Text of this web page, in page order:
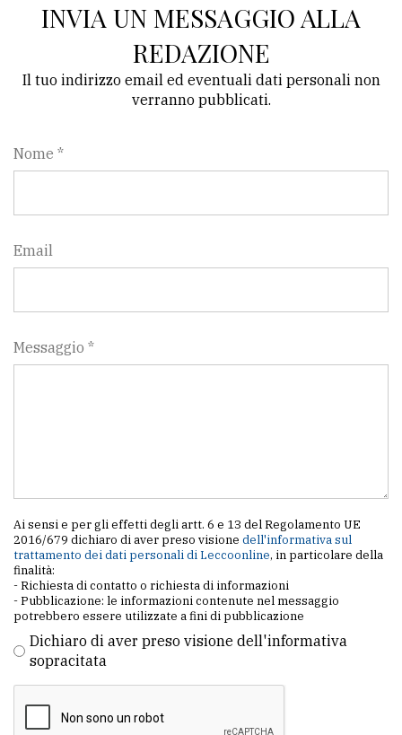
INVIA UN MESSAGGIO ALLA
REDAZIONE
Il tuo indirizzo email ed eventuali dati personali non
verranno pubblicati.
Nome *
Email
Messaggio *
Ai sensi e per gli effetti degli artt. 6 e 13 del Regolamento UE
2016/679 dichiaro di aver preso visione dell'informativa sul
trattamento dei dati personali di Leccoonline, in particolare della
finalità:
- Richiesta di contatto o richiesta di informazioni
- Pubblicazione: le informazioni contenute nel messaggio
potrebbero essere utilizzate a fini di pubblicazione
Dichiaro di aver preso visione dell'informativa
sopracitata